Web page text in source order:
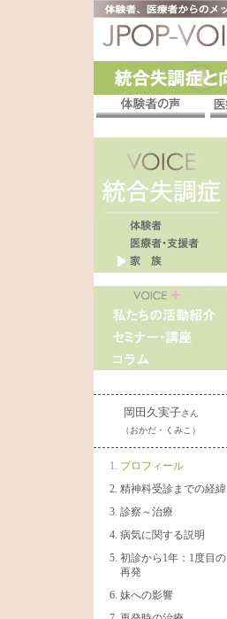
岡田久実子さん
（おかだ・くみこ）
プロフィール
精神科受診までの経緯
診察～治療
病気に関する説明
初診から1年：1度目の
再発
妹への影響